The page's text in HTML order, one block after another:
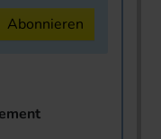
Abonnieren